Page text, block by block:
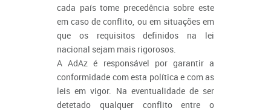
cada país tome precedência sobre este
em caso de conflito, ou em situações em
que os requisitos definidos na lei
nacional sejam mais rigorosos.
A AdAz é responsável por garantir a
conformidade com esta política e com as
leis em vigor. Na eventualidade de ser
detetado qualquer conflito entre o